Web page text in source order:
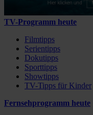
TV-Programm heute
Filmtipps
Serientipps
Dokutipps
Sporttipps
Showtipps
TV-Tipps für Kinder
Fernsehprogramm heute